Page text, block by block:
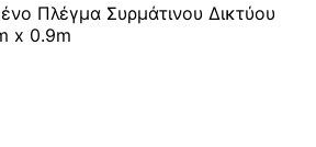
Πλέγμα Συρμάτινου Δικτύου
x 0.9m